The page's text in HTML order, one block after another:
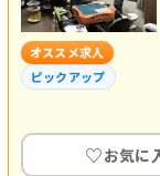
オススメ求人
ピックアップ
♡お気に